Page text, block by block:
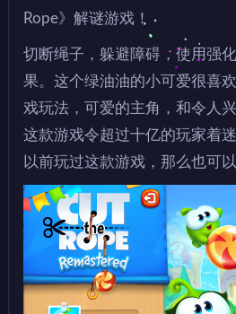
Rope》解谜游戏！
切断绳子，躲避障碍，使用强
果。这个绿油油的小可爱很喜
戏玩法，可爱的主角，和令人
这款游戏令超过十亿的玩家着
以前玩过这款游戏，那么也可